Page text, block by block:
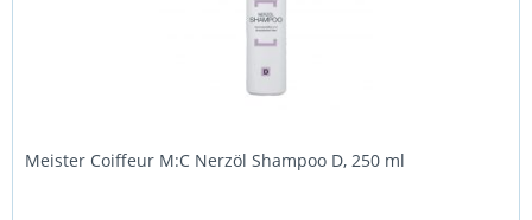
Meister Coiffeur M:C Nerzöl Shampoo D, 250 ml